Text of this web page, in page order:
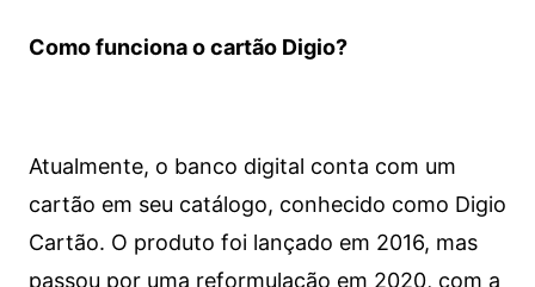
Como funciona o cartão Digio?
Atualmente, o banco digital conta com um
cartão em seu catálogo, conhecido como Digio
Cartão. O produto foi lançado em 2016, mas
passou por uma reformulação em 2020, com a